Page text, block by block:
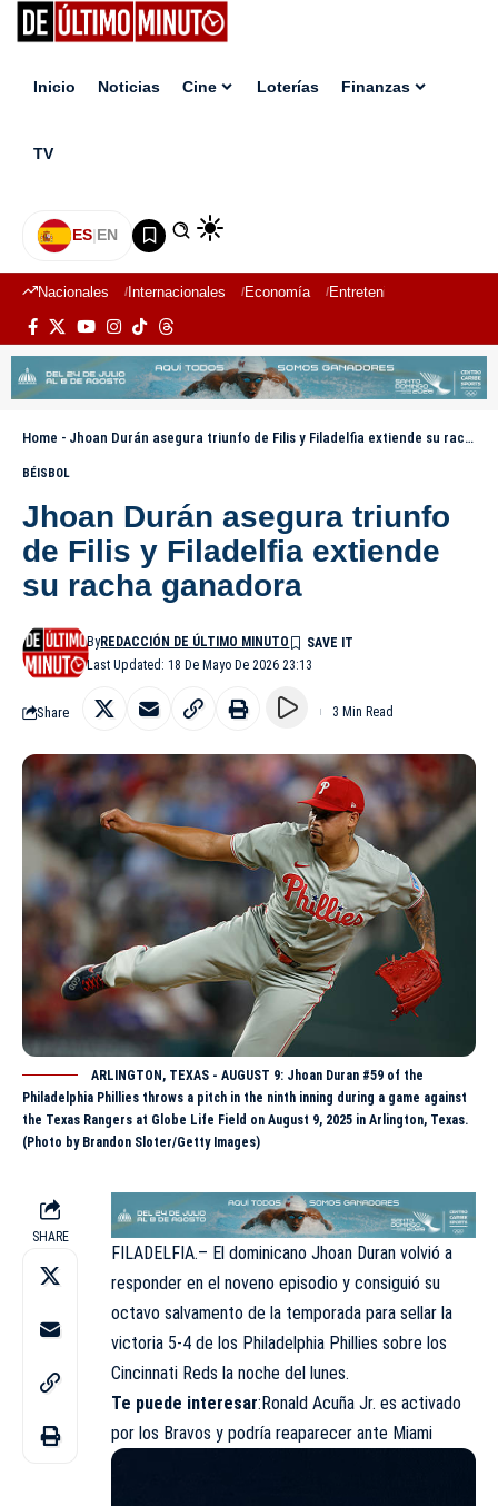
Inicio Noticias Cine Loterías Finanzas
TV
ES|EN
Nacionales Internacionales Economía Entretenimiento
Home - Jhoan Durán asegura triunfo de Filis y Filadelfia extiende su racha ganadora
BÉISBOL
Jhoan Durán asegura triunfo
de Filis y Filadelfia extiende
su racha ganadora
Last Updated: 18 De Mayo De 2026 23:13
ByREDACCIÓN DE ÚLTIMO MINUTO
Share 3 Min Read
ARLINGTON, TEXAS - AUGUST 9: Jhoan Duran #59 of the
Philadelphia Phillies throws a pitch in the ninth inning during a game against
the Texas Rangers at Globe Life Field on August 9, 2025 in Arlington, Texas.
(Photo by Brandon Sloter/Getty Images)
SHARE
FILADELFIA.– El dominicano Jhoan Duran volvió a
responder en el noveno episodio y consiguió su
octavo salvamento de la temporada para sellar la
victoria 5-4 de los Philadelphia Phillies sobre los
Cincinnati Reds la noche del lunes.
Te puede interesar:Ronald Acuña Jr. es activado
por los Bravos y podría reaparecer ante Miami